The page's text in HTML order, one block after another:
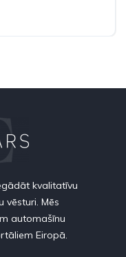
kvalitatīvu
vēsturi. Mēs
automašīnu
Eiropā.